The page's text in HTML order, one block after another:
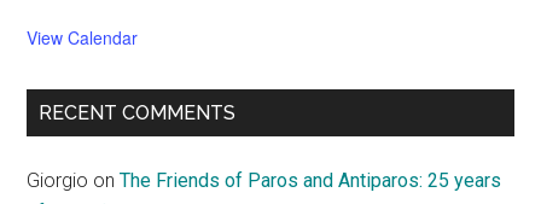
View Calendar
RECENT COMMENTS
Giorgio onThe Friends of Paros and Antiparos: 25 years